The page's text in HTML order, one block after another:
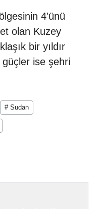
4'ünü
olan Kuzey
bir yıldır
ise şehri
# Sudan